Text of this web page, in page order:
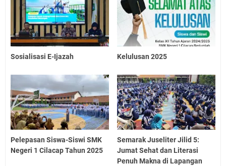
Sosialisasi E-Ijazah Kelulusan 2025
Pelepasan Siswa-Siswi SMK
Negeri 1 Cilacap Tahun 2025
Semarak Juseliter Jilid 5:
Jumat Sehat dan Literasi
Penuh Makna di Lapangan